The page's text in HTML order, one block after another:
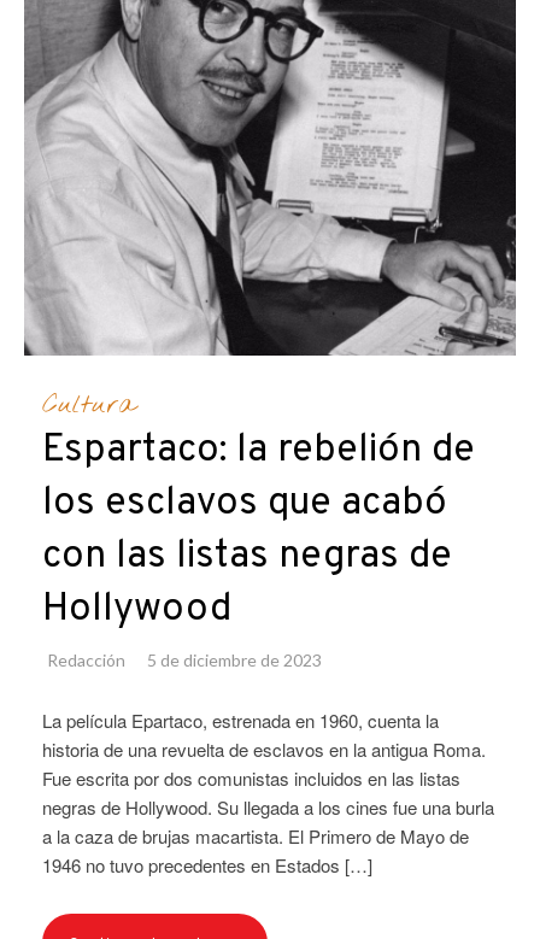
Cultura
Espartaco: la rebelión de
los esclavos que acabó
con las listas negras de
Hollywood
Redacción 5 de diciembre de 2023
La película Epartaco, estrenada en 1960, cuenta la
historia de una revuelta de esclavos en la antigua Roma.
Fue escrita por dos comunistas incluidos en las listas
negras de Hollywood. Su llegada a los cines fue una burla
a la caza de brujas macartista. El Primero de Mayo de
1946 no tuvo precedentes en Estados […]